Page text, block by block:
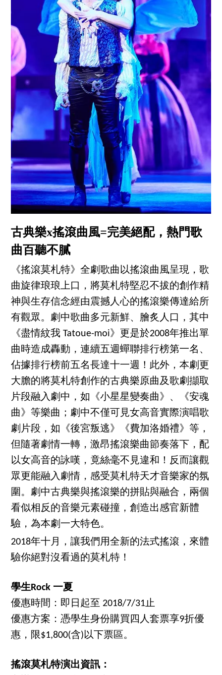
古典樂x搖滾曲風=完美絕配，熱門歌
曲百聽不膩
《搖滾莫札特》全劇歌曲以搖滾曲風呈現，歌
曲旋律琅琅上口，將莫札特堅忍不拔的創作精
神與生存信念經由震撼人心的搖滾樂傳達給所
有觀眾。劇中歌曲多元新鮮、膾炙人口，其中
《盡情紋我 Tatoue-moi》更是於2008年推出單
曲時造成轟動，連續五週蟬聯排行榜第一名、
佔據排行榜前五名長達十一週！此外，本劇更
大膽的將莫札特創作的古典樂原曲及歌劇擷取
片段融入劇中，如《小星星變奏曲》、《安魂
曲》等樂曲；劇中不僅可見女高音實際演唱歌
劇片段，如《後宮叛逃》《費加洛婚禮》等，
但隨著劇情一轉，激昂搖滾樂曲節奏落下，配
以女高音的詠嘆，竟絲毫不見違和！反而讓觀
眾更能融入劇情，感受莫札特天才音樂家的氛
圍。劇中古典樂與搖滾樂的拼貼與融合，兩個
看似相反的音樂元素碰撞，創造出感官新體
驗，為本劇一大特色。
2018年十月，讓我們用全新的法式搖滾，來體
驗你絕對沒看過的莫札特！
學生Rock 一夏
優惠時間：即日起至 2018/7/31止
優惠方案：憑學生身份購買四人套票享9折優
惠，限$1,800(含)以下票區。
搖滾莫札特演出資訊：